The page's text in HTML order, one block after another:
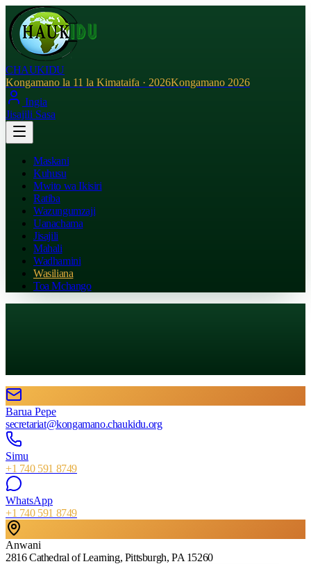
CHAUKIDU
Kongamano la 11 la Kimataifa · 2026Kongamano 2026
Ingia
Jisajili Sasa
Maskani
Kuhusu
Mwito wa Ikisiri
Ratiba
Wazungumzaji
Uanachama
Jisajili
Mahali
Wadhamini
Wasiliana
Toa Mchango
Barua Pepe
secretariat@kongamano.chaukidu.org
Simu
+1 740 591 8749
WhatsApp
+1 740 591 8749
Anwani
2816 Cathedral of Learning, Pittsburgh, PA 15260